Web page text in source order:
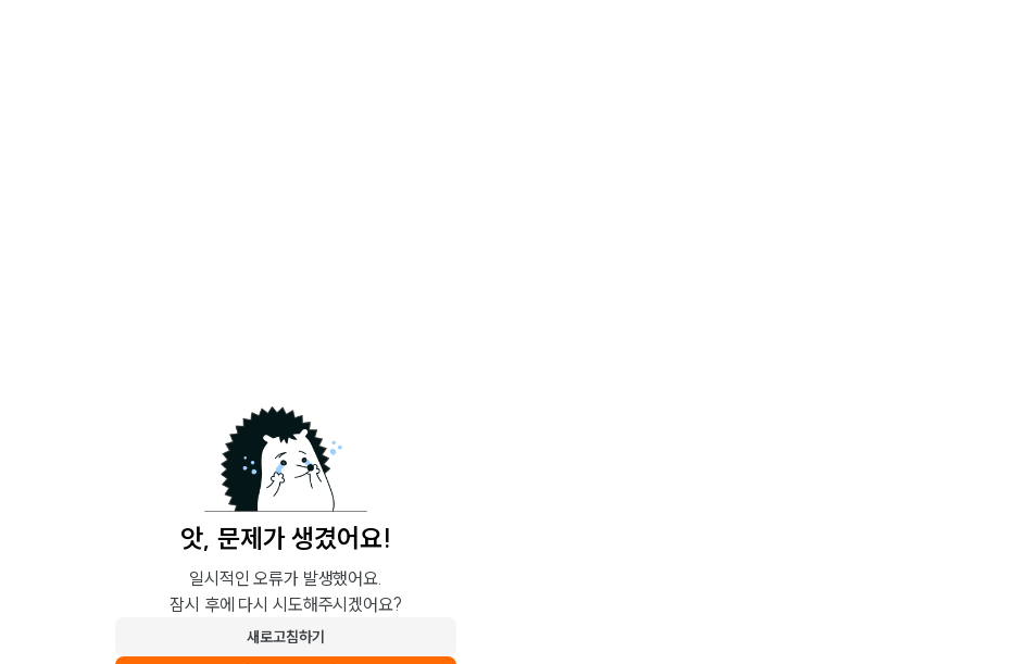
앗, 문제가 생겼어요!
일시적인 오류가 발생했어요.
잠시 후에 다시 시도해주시겠어요?
새로고침하기